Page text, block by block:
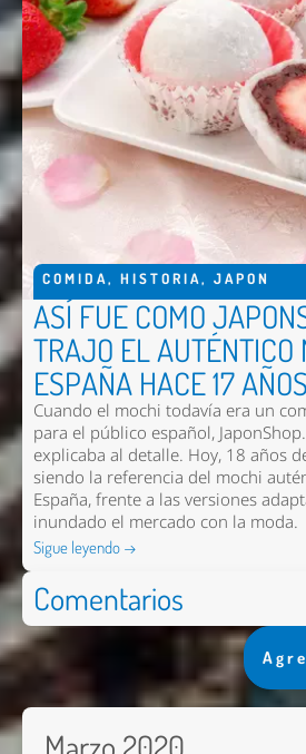
COMIDA, HISTORIA, JAPON
ASÍ FUE COMO
TRAJO EL AUTÉNTICO
ESPAÑA HACE 17 AÑOS
Cuando el mochi todavía era un
para el público español,
explicaba al detalle. Hoy, 18 años
siendo la referencia del mochi
España, frente a las versiones
inundado el mercado con la moda.
Sigue leyendo →
Comentarios